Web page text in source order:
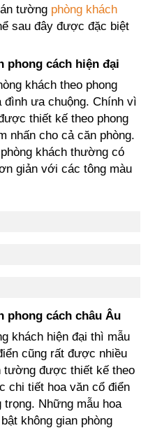
tường phòng khách
sau đây được đặc biệt
phong cách hiện đại
khách theo phong
ưa chuộng. Chính vì
thiết kế theo phong
nhấn cho cả căn phòng.
khách thường có
giản với các tông màu
phong cách châu Âu
khách hiện đại thì mẫu
cũng rất được nhiều
tường được thiết kế theo
chi tiết hoa văn cổ điển
trọng. Những mẫu hoa
không gian phòng